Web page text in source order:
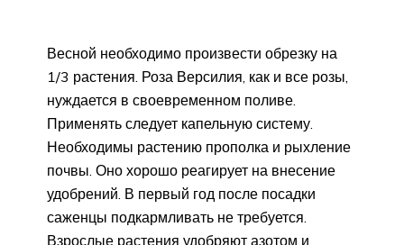
Весной необходимо произвести обрезку на
1/3 растения. Роза Версилия, как и все розы,
нуждается в своевременном поливе.
Применять следует капельную систему.
Необходимы растению прополка и рыхление
почвы. Оно хорошо реагирует на внесение
удобрений. В первый год после посадки
саженцы подкармливать не требуется.
Взрослые растения удобряют азотом и